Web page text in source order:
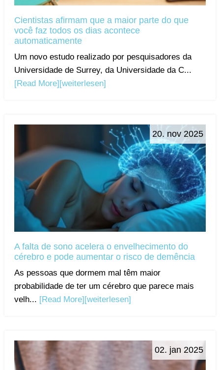
Cientistas afirmam que a maior parte do que
você faz todos os dias acontece
automaticamente
Um novo estudo realizado por pesquisadores da
Universidade de Surrey, da Universidade da C...
[Read More][weiterlesen]
20. nov 2025
A falta de sono acelera o envelhecimento do
cérebro e pode aumentar o risco de demência
As pessoas que dormem mal têm maior
probabilidade de ter um cérebro que parece mais
velh... [Read More][weiterlesen]
02. jan 2025